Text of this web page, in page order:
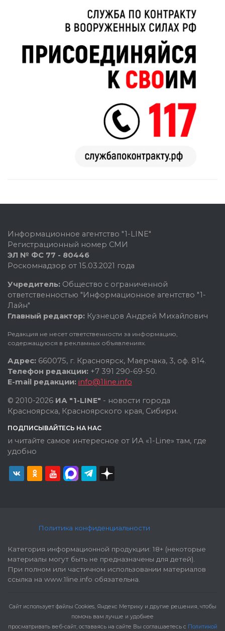
Информационное агентство "1-LINE"
Регистрационный номер СМИ
ЭЛ № ФС 77 - 80446
Роскомнадзор от 15.03.2021 года
Учредитель: Общество с ограниченной
ответственностью "Информационное агентство "1-
Лайн"
Главный редактор: Кузнецов Андрей Михайлович
Редакция не несет ответственности за информацию,
содержащуюся в рекламных объявлениях.
Адрес: 660075, г. Красноярск, Маерчака, 3, оф. 814.
Телефон редакции: +7 391 290-69-50.
E-mail редакции: info@1line.info
© 2010-2026 ИА "1-LINE" - новости города
Красноярска, Красноярского края, Сибири.
ПОДПИСЫВАЙТЕСЬ НА НАС
и читайте самое интересное от ИА «1-Line» там, где
удобно
Политика конфиденциальности
Категория информационной продукции: 18+ (некоторые
материалы могут быть не предназначены для детей).
При полном или частичном использовании материалов
ссылка на www.1line.info обязательна.
Cайт использует файлы Cookies, Яндекс Метрику и другие решения, чтобы
помочь вам лучше и удобнее
просматривать веб-сайт, оставаясь на сайте Вы соглашаетесь с Политикой